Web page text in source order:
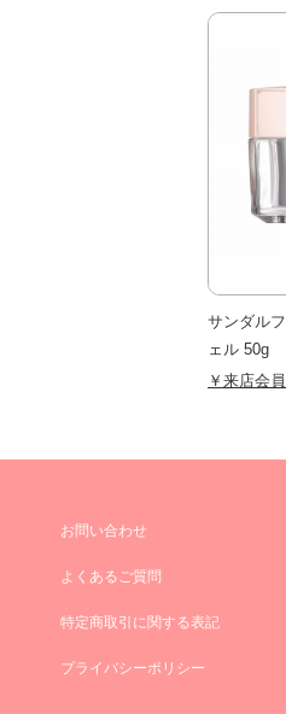
サンダル
ェル 50g
￥来店会
お問い合わせ
よくあるご質問
特定商取引に関する表記
プライバシーポリシー